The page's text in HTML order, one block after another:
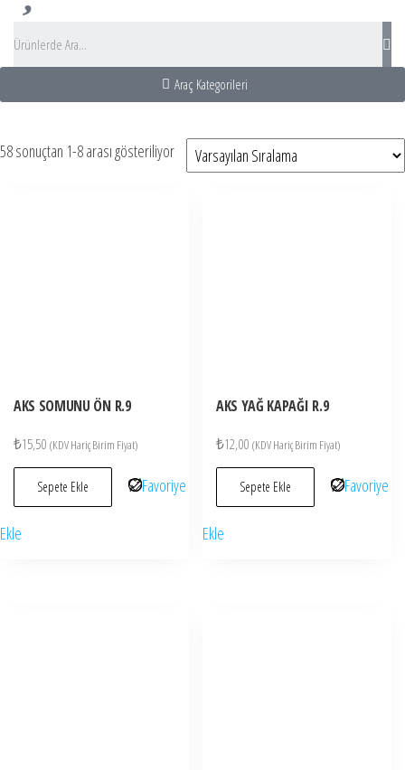
Araç Kategorileri
Kiralama
Bus Rental turkey
Acentası
Adası Turu
58 sonuçtan 1-8 arası gösteriliyor
AKS SOMUNU ÖN R.9
₺15,50 (KDV Hariç Birim Fiyat)
Sepete Ekle Favoriye
Ekle
AKS YAĞ KAPAĞI R.9
₺12,00 (KDV Hariç Birim Fiyat)
Sepete Ekle Favoriye
Ekle